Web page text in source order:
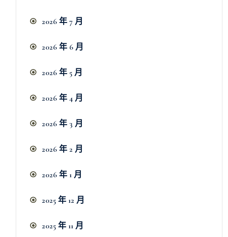
2026 年 7 月
2026 年 6 月
2026 年 5 月
2026 年 4 月
2026 年 3 月
2026 年 2 月
2026 年 1 月
2025 年 12 月
2025 年 11 月